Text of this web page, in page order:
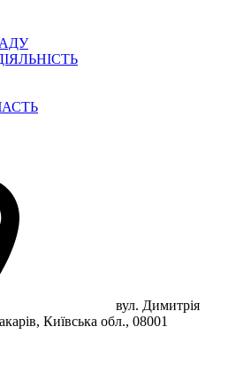
вул. Димитрія
Київська обл., 08001